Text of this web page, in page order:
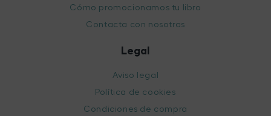
Cómo promocionamos tu libro
Contacta con nosotras
Legal
Aviso legal
Política de cookies
Condiciones de compra